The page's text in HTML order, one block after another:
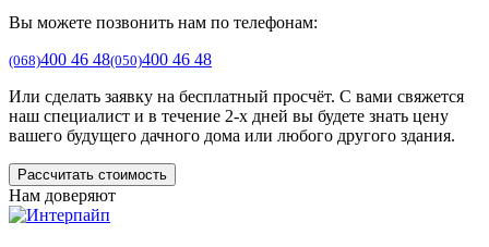
Вы можете позвонить нам по телефонам:
(068)400 46 48(050)400 46 48
Или сделать заявку на бесплатный просчёт. С вами свяжется
наш специалист и в течение 2-х дней вы будете знать цену
вашего будущего дачного дома или любого другого здания.
Рассчитать стоимость
Нам доверяют